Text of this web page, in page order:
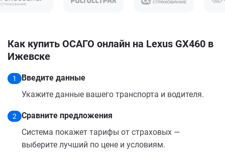
Как купить ОСАГО онлайн на Lexus GX460 в
Ижевске
1
Введите данные
Укажите данные вашего транспорта и водителя.
2
Сравните предложения
Система покажет тарифы от страховых —
выберите лучший по цене и условиям.